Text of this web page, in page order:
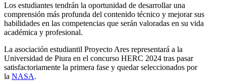
Los estudiantes tendrán la oportunidad de desarrollar una
comprensión más profunda del contenido técnico y mejorar sus
habilidades en las competencias que serán valoradas en su vida
académica y profesional.
La asociación estudiantil Proyecto Ares representará a la
Universidad de Piura en el concurso HERC 2024 tras pasar
satisfactoriamente la primera fase y quedar seleccionados por
la NASA.